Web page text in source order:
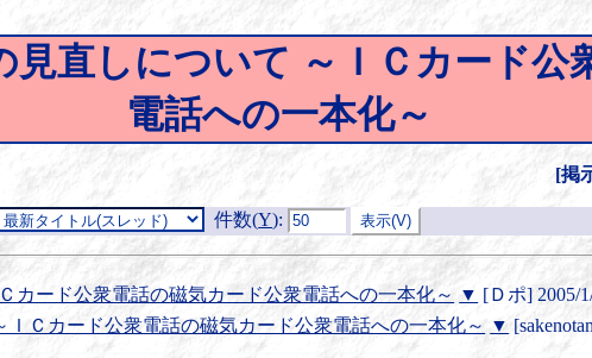
見直しについて ～ＩＣカード公
電話への一本化～
[掲
件数(Y):
カード公衆電話の磁気カード公衆電話への一本化～ ▼ [Ｄポ] 2005/
Ｃカード公衆電話の磁気カード公衆電話への一本化～ ▼